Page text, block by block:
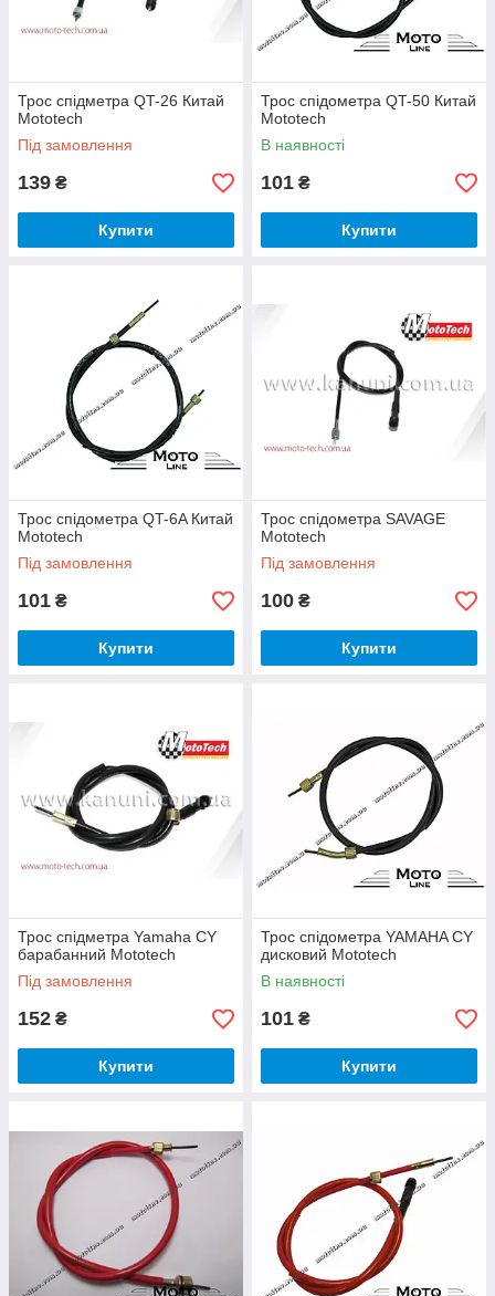
Трос спідметра QT-26 Китай
Mototech
Під замовлення
139 ₴
Купити
Трос спідометра QT-50 Китай
Mototech
В наявності
101 ₴
Купити
Трос спідометра QT-6A Китай
Mototech
Під замовлення
101 ₴
Купити
Трос спідометра SAVAGE
Mototech
Під замовлення
100 ₴
Купити
Трос спідметра Yamaha CY
барабанний Mototech
Під замовлення
152 ₴
Купити
Трос спідометра YAMAHA CY
дисковий Mototech
В наявності
101 ₴
Купити